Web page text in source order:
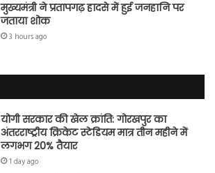
मुख्यमंत्री ने प्रतापगढ़ हादसे में हुई जनहानि पर
जताया शोक
3 hours ago
योगी सरकार की खेल क्रांति: गोरखपुर का
अंतरराष्ट्रीय क्रिकेट स्टेडियम मात्र तीन महीने में
लगभग 20% तैयार
1 day ago